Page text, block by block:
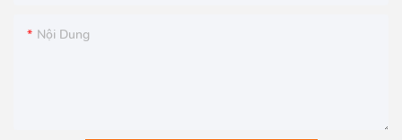
Nội Dung